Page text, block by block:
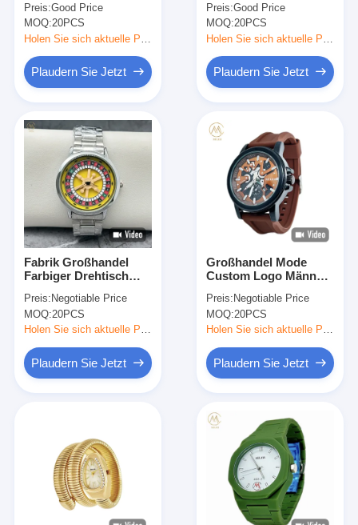
Heim
Produkte
Über uns
Werksbesichtigung
Qualitätskontrolle
Kontaktieren Sie uns
Blog
Akzeptanz in Silber /
Schwarz / Gold Bezel
Farbe
Preis:Good Price
MOQ:20PCS
Plaudern Sie Jetzt
mit Laserdruck-Logo
Preis:Good Price
MOQ:20PCS
Plaudern Sie Jetzt
Fabrik Großhandel
Farbiger Drehtisch
Edelstahlgurt
Preis: Negotiable Price
MOQ:20PCS
Plaudern Sie Jetzt
Großhandel Mode
Custom Logo Männer
Anpassung Quarz
Silikon Gürtel Uhren
Preis: Negotiable Price
MOQ:20PCS
Plaudern Sie Jetzt